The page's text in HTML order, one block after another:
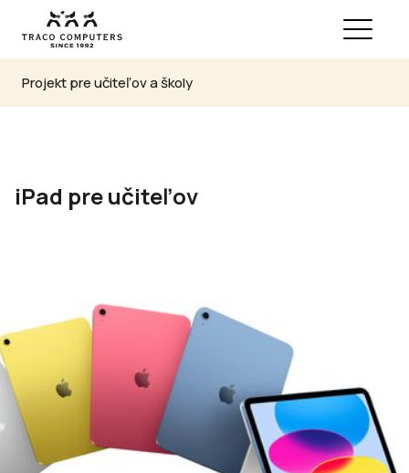
Projekt pre učiteľov a školy
iPad pre učiteľov